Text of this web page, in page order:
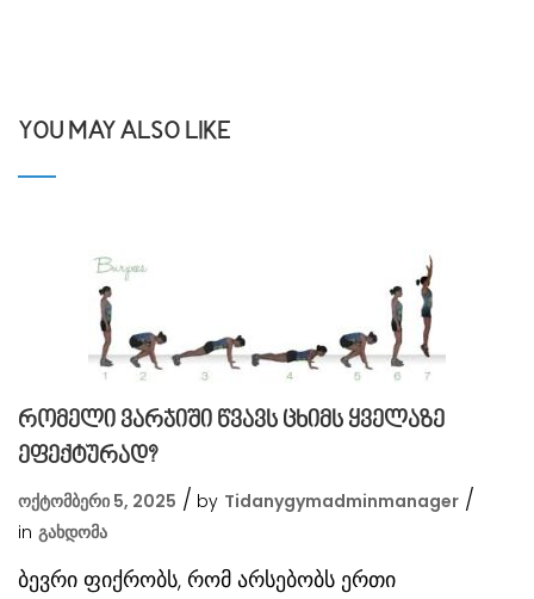
YOU MAY ALSO LIKE
რომელი ვარჯიში წვავს ცხიმს ყველაზე
ეფექტურად?
ოქტომბერი 5, 2025
by Tidanygymadminmanager
in Გახდომა
ბევრი ფიქრობს, რომ არსებობს ერთი